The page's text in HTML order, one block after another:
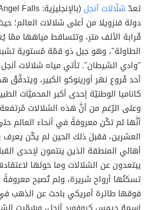
تعدّشلّالات آنجل
دولة فنزويلا من أعلى شلالات العالم؛
قُرابة الألف متر، وتتساقط مياهها ممّا
الطاولة"، وهو جبل ذو قمّة مُستوية
"وادي الشيطان". تأتي مياه شلالات
أحد فُروع نهر أورينوكو الكبير، ويتدفَّقُ
كاناميا الوطنيّة إحدى أكبر المحميَّات
وعلى الرّغم من أنَّ هذه الشلالات
أنَّها لم تكُن معروفةً في أنحاء العالم
العشرين، فقبلَ ذلك الحين لم يكُن
أهالي المنطقة الذين ينتمون لإحدى
يبتعدون عن الشلالات وما حَولها
تسكنُها أرواح شريرة، ولم تُصبح معروفةً